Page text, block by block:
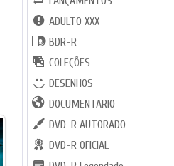
ADULTO XXX
BDR-R
COLEÇÕES
DESENHOS
DOCUMENTARIO
DVD-R AUTORADO
DVD-R OFICIAL